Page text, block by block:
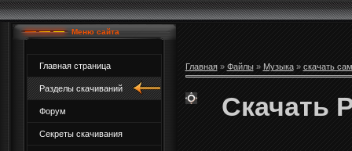
Меню сайта
Главная страница
Разделы скачиваний
Форум
Секреты скачивания
Главная» Файлы» Музыка» скачать
Скачать